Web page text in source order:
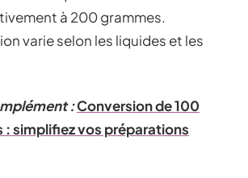
à 200 grammes.
varie selon les liquides et les
:Conversion de 100
: simplifiez vos préparations